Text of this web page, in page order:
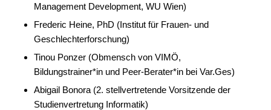
Management Development, WU Wien)
Frederic Heine, PhD (Institut für Frauen- und
Geschlechterforschung)
Tinou Ponzer (Obmensch von VIMÖ,
Bildungstrainer*in und Peer-Berater*in bei Var.Ges)
Abigail Bonora (2. stellvertretende Vorsitzende der
Studienvertretung Informatik)